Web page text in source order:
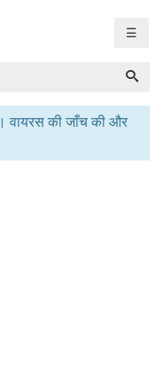
☰
वायरस की जाँच की और